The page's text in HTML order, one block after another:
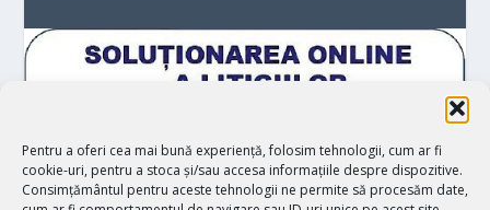
Pentru a oferi cea mai bună experiență, folosim tehnologii, cum ar fi
cookie-uri, pentru a stoca și/sau accesa informațiile despre dispozitive.
Consimțământul pentru aceste tehnologii ne permite să procesăm date,